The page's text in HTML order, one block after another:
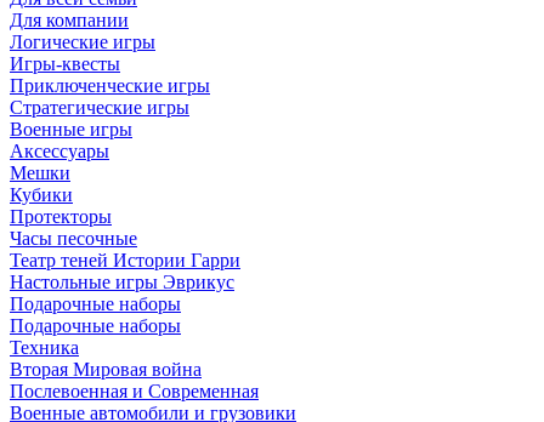
Для компании
Логические игры
Игры-квесты
Приключенческие игры
Стратегические игры
Военные игры
Аксессуары
Мешки
Кубики
Протекторы
Часы песочные
Театр теней Истории Гарри
Настольные игры Эврикус
Подарочные наборы
Подарочные наборы
Техника
Вторая Мировая война
Послевоенная и Современная
Военные автомобили и грузовики